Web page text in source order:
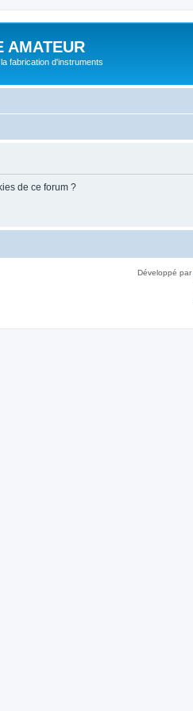
AMATEUR
fabrication d'instruments
de ce forum ?
Développé par